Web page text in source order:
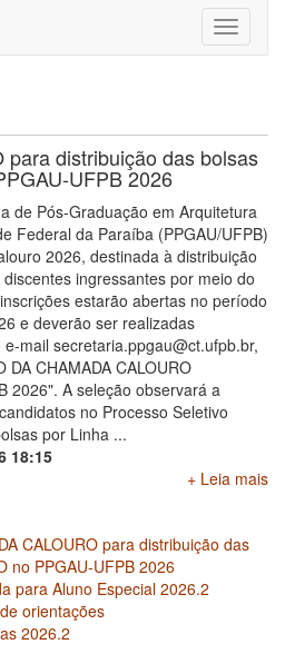
Toggle
para distribuição das bolsas
UFPB 2026
de Pós-Graduação em Arquitetura
Federal da Paraíba (PPGAU/UFPB)
2026, destinada à distribuição
ingressantes por meio do
estarão abertas no período
e deverão ser realizadas
mail secretaria.ppgau@ct.ufpb.br,
CHAMADA CALOURO
2026". A seleção observará a
no Processo Seletivo
por Linha ...
18:15
+ Leia mais
CALOURO para distribuição das
no PPGAU-UFPB 2026
para Aluno Especial 2026.2
orientações
2026.2